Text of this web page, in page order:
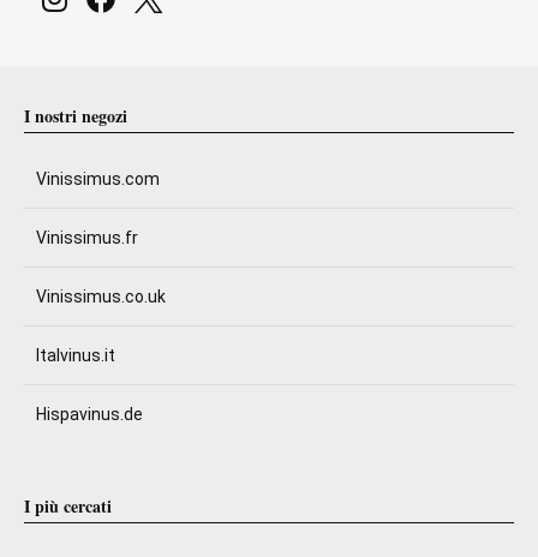
I nostri negozi
Vinissimus.com
Vinissimus.fr
Vinissimus.co.uk
Italvinus.it
Hispavinus.de
I più cercati